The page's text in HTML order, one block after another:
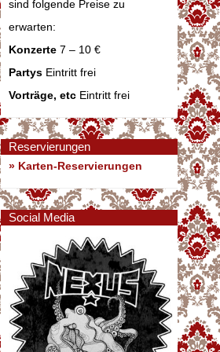
sind folgende Preise zu
erwarten:
Konzerte 7 – 10 €
Partys Eintritt frei
Vorträge, etc Eintritt frei
Reservierungen
» Karten-Reservierungen
Social Media